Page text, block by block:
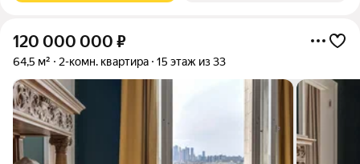
120 000 000 ₽
64,5 м² 2-комн. квартира 15 этаж из 33